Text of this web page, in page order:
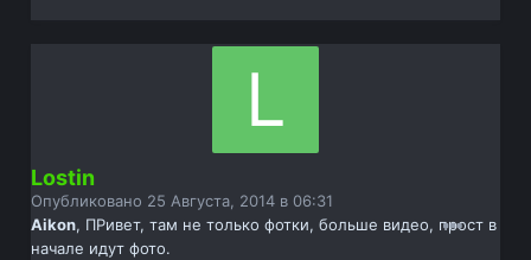
Lostin
Опубликовано 25 Августа, 2014 в 06:31
Aikon, ПРивет, там не только фотки, больше видео, прост в
начале идут фото.